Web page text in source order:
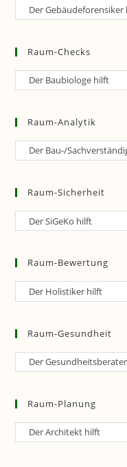
Raum-
Raum-Checks
Raum-
Raum-Analytik
Raum-
Raum-Sicherheit
Raum-
Raum-Bewertung
Raum-
Raum-Gesundheit
Raum-
Raum-Planung
Raum-